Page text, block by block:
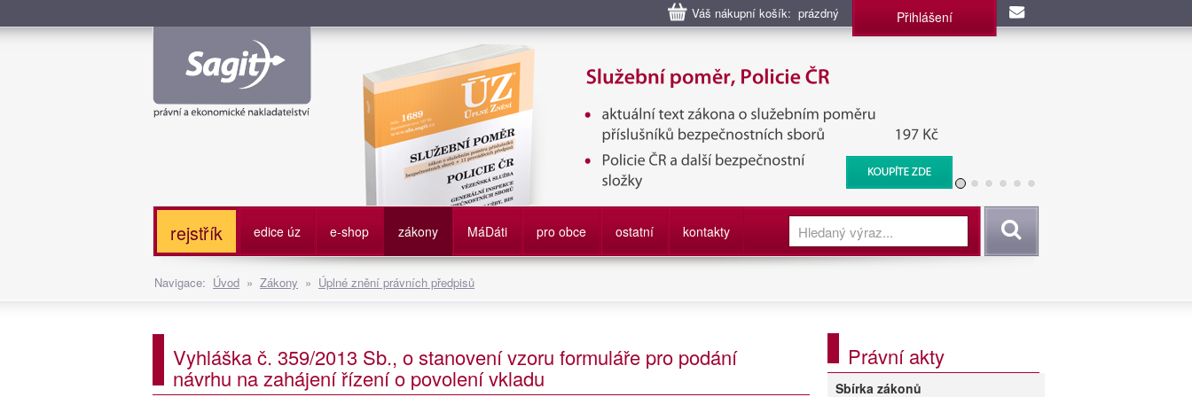
Váš nákupní košík: prázdný Přihlášení
Služební poměr příslušníků bezpečnostních sborů, Policie ČR, Vězeňská služba, BIS, Zpravodajské
služby
rejstřík edice úz e-shop zákony MáDáti pro obce ostatní kontakty Vyhledat
Navigace: Úvod » Zákony » Úplné znění právních předpisů
Vyhláška č. 359/2013 Sb., o stanovení vzoru formuláře pro podání
návrhu na zahájení řízení o povolení vkladu
Právní akty
Sbírka zákonů